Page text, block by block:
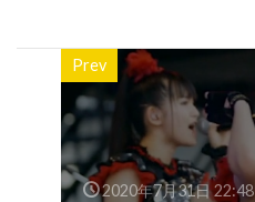
Prev
2020年7月31日 22:48